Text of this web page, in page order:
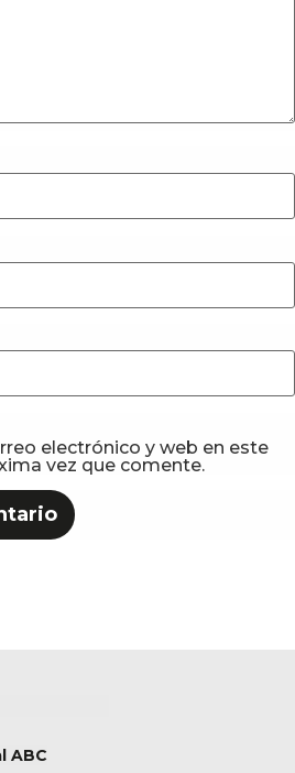
electrónico y web en este
vez que comente.
ABC